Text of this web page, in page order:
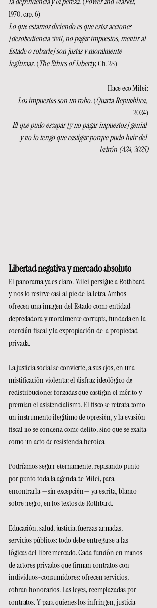
1970, cap. 6)
Lo que estamos diciendo es que estas acciones
[desobediencia civil, no pagar impuestos, mentir al
Estado o robarle] son justas y moralmente
legítimas. (The Ethics of Liberty, Ch. 28)
Hace eco Milei:
Los impuestos son un robo. (Quarta Repubblica,
2024)
El que pudo escapar [y no pagar impuestos] genial
y no lo tengo que castigar porque pudo huir del
ladrón (A24, 2025)
Libertad negativa y mercado absoluto
El panorama ya es claro. Milei persigue a Rothbard
y nos lo resirve casi al pie de la letra. Ambos
ofrecen una imagen del Estado como entidad
depredadora y moralmente corrupta, fundada en la
coerción fiscal y la expropiación de la propiedad
privada.
La justicia social se convierte, a sus ojos, en una
mistificación violenta: el disfraz ideológico de
redistribuciones forzadas que castigan el mérito y
premian el asistencialismo. El fisco se retrata como
un instrumento ilegítimo de opresión, y la evasión
fiscal no se condena como delito, sino que se exalta
como un acto de resistencia heroica.
Podríamos seguir eternamente, repasando punto
por punto toda la agenda de Milei, para
encontrarla —sin excepción— ya escrita, blanco
sobre negro, en los textos de Rothbard.
Educación, salud, justicia, fuerzas armadas,
servicios públicos: todo debe entregarse a las
lógicas del libre mercado. Cada función en manos
de actores privados que firman contratos con
individuos-consumidores: ofrecen servicios,
cobran honorarios. Las leyes, reemplazadas por
contratos. Y para quienes los infringen, justicia